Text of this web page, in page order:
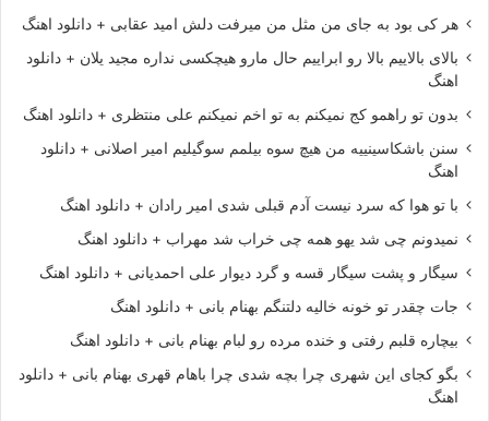
هر کی بود به جای من مثل من میرفت دلش امید عقابی + دانلود اهنگ
بالای بالاییم بالا رو ابراییم حال مارو هیچکسی نداره مجید یلان + دانلود
اهنگ
بدون تو راهمو کج نمیکنم به تو اخم نمیکنم علی منتظری + دانلود اهنگ
سنن باشکاسینییه من هیچ سوه بیلمم سوگیلیم امیر اصلانی + دانلود
اهنگ
با تو هوا که سرد نیست آدم قبلی شدی امیر رادان + دانلود اهنگ
نمیدونم چی شد یهو همه چی خراب شد مهراب + دانلود اهنگ
سیگار و پشت سیگار قسه و گرد دیوار علی احمدیانی + دانلود اهنگ
جات چقدر تو خونه خالیه دلتنگم بهنام بانی + دانلود اهنگ
بیچاره قلبم رفتی و خنده مرده رو لبام بهنام بانی + دانلود اهنگ
بگو کجای این شهری چرا بچه شدی چرا باهام قهری بهنام بانی + دانلود
اهنگ